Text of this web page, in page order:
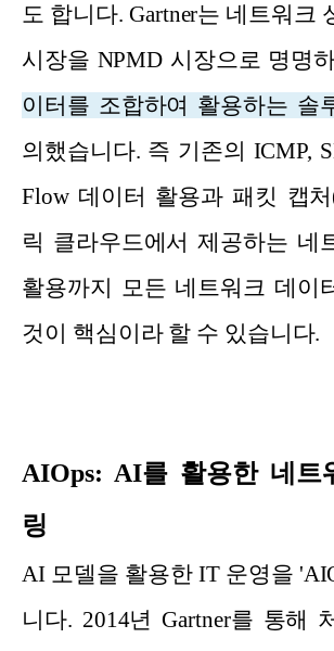
도 합니다. Gartner는 네트워크
시장을 NPMD 시장으로 명명
이터를 조합하여 활용하는 솔
의했습니다. 즉 기존의 ICMP,
Flow 데이터 활용과 패킷 캡처
릭 클라우드에서 제공하는 네
활용까지 모든 네트워크 데이
것이 핵심이라 할 수 있습니다.
AIOps: AI를 활용한 네트
링
AI 모델을 활용한 IT 운영을
니다. 2014년 Gartner를 통해